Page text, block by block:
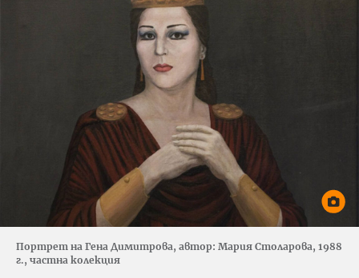
Детското.БНР
Портрет на Гена Димитрова, автор: Мария Столарова, 1988
г., частна колекция